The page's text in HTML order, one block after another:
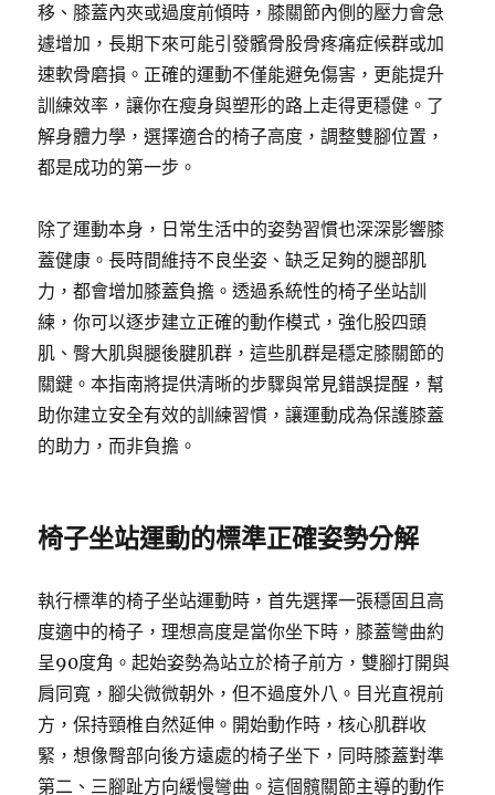
移、膝蓋內夾或過度前傾時，膝關節內側的壓力會急
遽增加，長期下來可能引發髕骨股骨疼痛症候群或加
速軟骨磨損。正確的運動不僅能避免傷害，更能提升
訓練效率，讓你在瘦身與塑形的路上走得更穩健。了
解身體力學，選擇適合的椅子高度，調整雙腳位置，
都是成功的第一步。
除了運動本身，日常生活中的姿勢習慣也深深影響膝
蓋健康。長時間維持不良坐姿、缺乏足夠的腿部肌
力，都會增加膝蓋負擔。透過系統性的椅子坐站訓
練，你可以逐步建立正確的動作模式，強化股四頭
肌、臀大肌與腿後腱肌群，這些肌群是穩定膝關節的
關鍵。本指南將提供清晰的步驟與常見錯誤提醒，幫
助你建立安全有效的訓練習慣，讓運動成為保護膝蓋
的助力，而非負擔。
椅子坐站運動的標準正確姿勢分解
執行標準的椅子坐站運動時，首先選擇一張穩固且高
度適中的椅子，理想高度是當你坐下時，膝蓋彎曲約
呈90度角。起始姿勢為站立於椅子前方，雙腳打開與
肩同寬，腳尖微微朝外，但不過度外八。目光直視前
方，保持頸椎自然延伸。開始動作時，核心肌群收
緊，想像臀部向後方遠處的椅子坐下，同時膝蓋對準
第二、三腳趾方向緩慢彎曲。這個髖關節主導的動作